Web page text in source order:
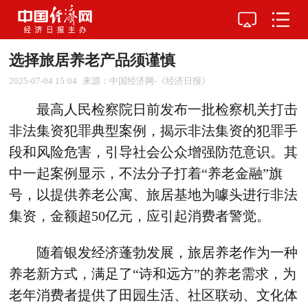
选择旅居养老产品须谨慎
2025-07-04 15:04 来源：中国经济网-《经济日报》
最高人民检察院日前发布一批检察机关打击
非法集资犯罪典型案例，揭示非法集资的犯罪手
段和风险危害，引导社会公众增强防范意识。其
中一起案例显示，不法分子打着“养老金融”旗
号，以提供养老公寓、旅居基地为噱头进行非法
集资，金额超50亿元，应引起消费者警觉。
随着银发经济蓬勃发展，旅居养老作为一种
养老新方式，满足了“诗和远方”的养老需求，为
老年消费者提供了田园生活、社区联动、文化体